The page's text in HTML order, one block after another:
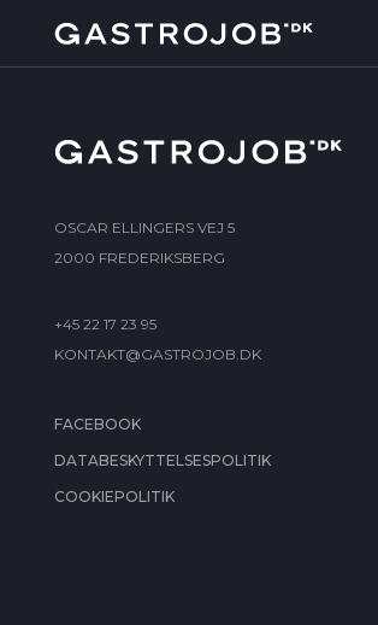
OSCAR ELLINGERS VEJ 5
2000 FREDERIKSBERG
+45 22 17 23 95
KONTAKT@GASTROJOB.DK
FACEBOOK
DATABESKYTTELSESPOLITIK
COOKIEPOLITIK